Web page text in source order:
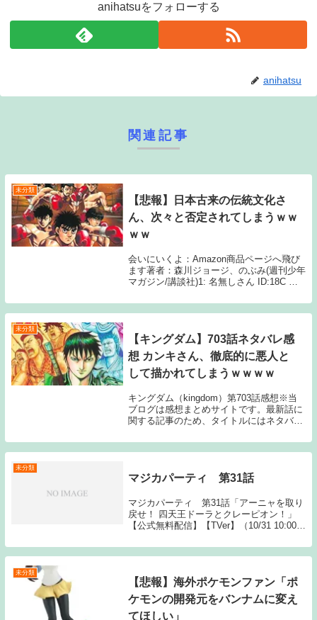
anihatsuをフォローする
anihatsu
関連記事
未分類
【悲報】日本古来の伝統文化さ
ん、次々と否定されてしまうｗｗ
ｗｗ
会いにいくよ：Amazon商品ページへ飛び
ます著者：森川ジョージ、のぶみ(週刊少年
マガジン/講談社)1: 名無しさん ID:18C 千
ーによって消滅 年賀状→スマホに駆逐され
る 129: 名無しさん ...
未分類
【キングダム】703話ネタバレ感
想 カンキさん、徹底的に悪人と
して描かれてしまうｗｗｗｗ
キングダム（kingdom）第703話感想※当
ブログは感想まとめサイトです。最新話に
関する記事のため、タイトルにはネタバレ
フ・スクリーンショットの画像等、内容の
詳細に触れる情報は一切公開しておりませ
未分類
マジカパーティ 第31話
マジカパーティ 第31話「アーニャを取り
戻せ！ 四天王ドーラとクレーピオン！」
【公式無料配信】【TVer】（10/31 10:00～
Source: New feedマジカパーティ 第31話
未分類
【悲報】海外ポケモンファン「ポ
ケモンの開発元をバンナムに変え
てほしい」